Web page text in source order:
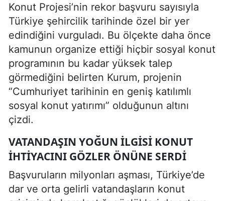
Konut Projesi’nin rekor başvuru sayısıyla
Türkiye şehircilik tarihinde özel bir yer
edindiğini vurguladı. Bu ölçekte daha önce
kamunun organize ettiği hiçbir sosyal konut
programının bu kadar yüksek talep
görmediğini belirten Kurum, projenin
“Cumhuriyet tarihinin en geniş katılımlı
sosyal konut yatırımı” olduğunun altını
çizdi.
VATANDAŞIN YOĞUN İLGISI KONUT
İHTIYACINI GÖZLER ÖNÜNE SERDI
Başvuruların milyonları aşması, Türkiye’de
dar ve orta gelirli vatandaşların konut